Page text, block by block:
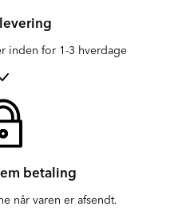
inden for 1-3 hverdage
betaling
når varen er afsendt.